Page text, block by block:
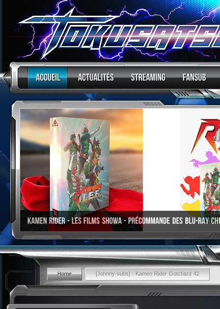
Home [Johnny-subs] : Kamen Rider Gotchard 42